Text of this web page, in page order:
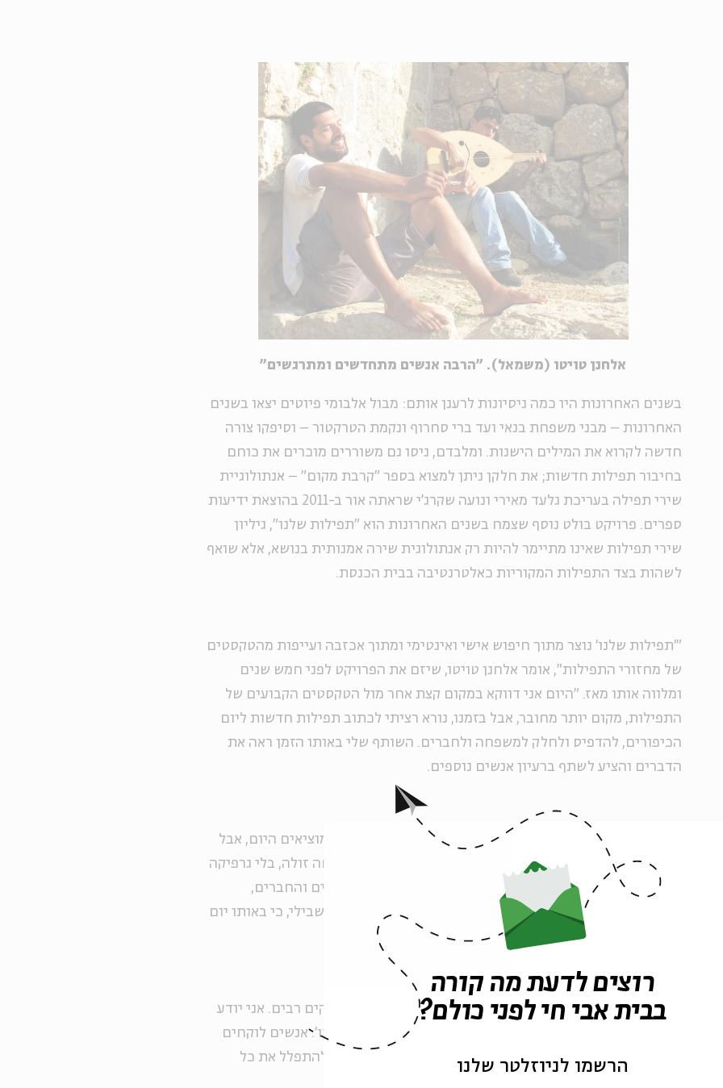
אלחנן טויטו (משמאל). "הרבה אנשים מתחדשים ומתרגשים"
בשנים האחרונות היו כמה ניסיונות לרענן אותם: מבול אלבומי פיוטים יצאו בשנים
האחרונות – מבני משפחת בנאי ועד ברי סחרוף ונקמת הטרקטור – וסיפקו צורה
חדשה לקרוא את המילים הישנות. ומלבדם, ניסו גם משוררים מוכרים את כוחם
בחיבור תפילות חדשות; את חלקן ניתן למצוא בספר "קרבת מקום" – אנתולוגיית
שירי תפילה בעריכת גלעד מאירי ונועה שקרג'י שראתה אור ב-2011 בהוצאת ידיעות
ספרים. פרויקט בולט נוסף שצמח בשנים האחרונות הוא "תפילות שלנו", גיליון
שירי תפילות שאינו מתיימר להיות רק אנתולוגית שירה אמנותית בנושא, אלא שואף
לשהות בצד התפילות המקוריות כאלטרנטיבה בבית הכנסת.
"'תפילות שלנו' נוצר מתוך חיפוש אישי ואינטימי ומתוך אכזבה ועייפות מהטקסטים
של מחזורי התפילות", אומר אלחנן טויטו, שיזם את הפרויקט לפני חמש שנים
ומלווה אותו מאז. "היום אני דווקא במקום קצת אחר מול הטקסטים הקבועים של
התפילות, מקום יותר מחובר, אבל בזמנו, נורא רציתי לכתוב תפילות חדשות ליום
הכיפורים, להדפיס ולחלק למשפחה ולחברים. השותף שלי באותו הזמן ראה את
הדברים והציע לשתף ברעיון אנשים נוספים.
"אני אפילו לא זוכר אם הוצאתי 'קול קורא' מסודר כמו שאנחנו מוציאים היום, אבל
איכשהו הגיעו קטעי תפילה חדשים והוצאנו 50 חוברות בהדפסה זולה, בלי גרפיקה
ובלי דימויים. חילקנו את החוברות בערב יום כיפור בין הכותבים והחברים,
והתגובות היו טובות. זה היה ערב יום כיפור, רגע מאוד מרגש בשבילי, כי באותו יום
פגשתי את אשתי.
"בשנה שאחרי, הפרויקט כבר גדל, הודפס ברצינות והופץ בעותקים רבים. אני יודע
שהרבה אנשים מתחדשים ומתרגשים מהכתיבה ב'תפילות שלנו'. אנשים לוקחים
חוברת לבית הכנסת. אני ואשתי נוהגים בערב יום כיפור ממש להתפלל את כל
רוצים לדעת מה קורה
בבית אבי חי לפני כולם?
הרשמו לניוזלטר שלנו